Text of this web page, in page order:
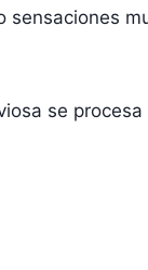
sensaciones
se